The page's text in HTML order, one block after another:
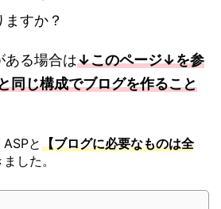
すか？
ある場合は↓このページ↓を参
同じ構成でブログを作ること
と【ブログに必要なものは全
した。